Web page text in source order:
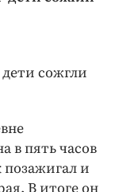
сожгли
в пять часов
позажигал и